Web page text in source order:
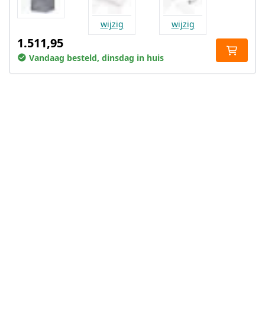
wijzig wijzig
1.511,95
Vandaag besteld, dinsdag in huis